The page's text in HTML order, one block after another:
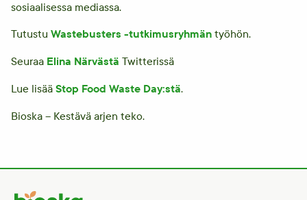
sosiaalisessa mediassa.
Tutustu Wastebusters -tutkimusryhmän työhön.
Seuraa Elina Närvästä Twitterissä
Lue lisää Stop Food Waste Day:stä.
Bioska – Kestävä arjen teko.